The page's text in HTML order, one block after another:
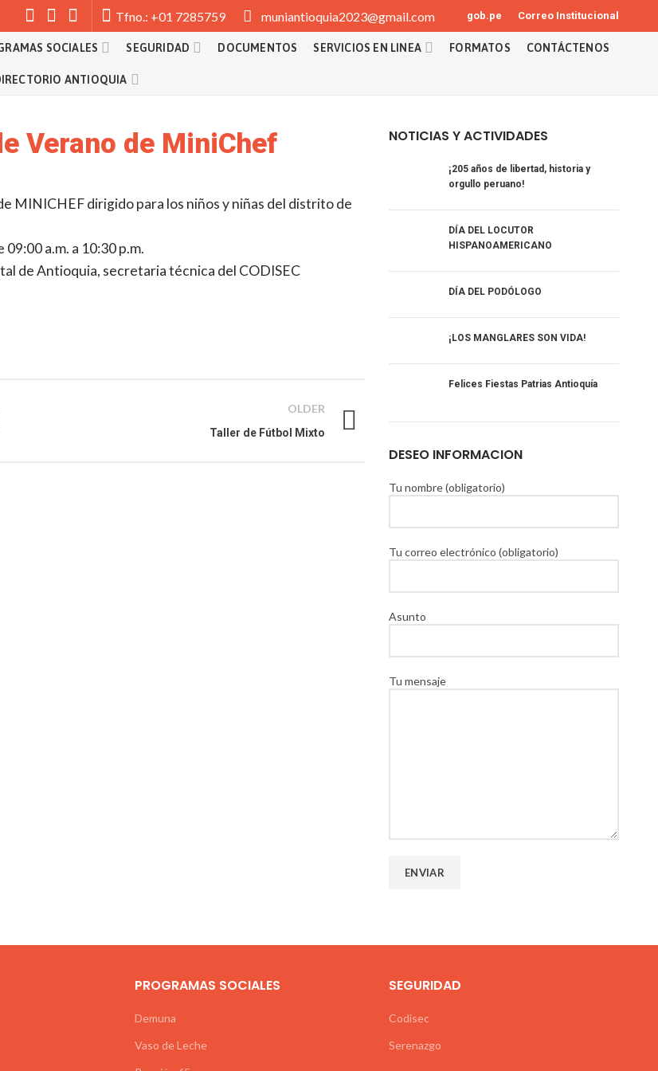
Tfno.: +01 7285759 muniantioquia2023@gmail.com gob.pe Correo Institucional
SOCIALES SEGURIDAD DOCUMENTOS SERVICIOS EN LINEA FORMATOS CONTÁCTENOS
ANTIOQUIA
Verano de MiniChef
MINICHEF dirigido para los niños y niñas del distrito de
a.m. a 10:30 p.m.
de Antioquia, secretaria técnica del CODISEC
OLDER
Taller de Fútbol Mixto
NOTICIAS Y ACTIVIDADES
¡205 años de libertad, historia y
orgullo peruano!
DÍA DEL LOCUTOR
HISPANOAMERICANO
DÍA DEL PODÓLOGO
¡LOS MANGLARES SON VIDA!
Felices Fiestas Patrias Antioquía
DESEO INFORMACION
Tu nombre (obligatorio)
Tu correo electrónico (obligatorio)
Asunto
Tu mensaje
PROGRAMAS SOCIALES
Demuna
Vaso de Leche
SEGURIDAD
Codisec
Serenazgo